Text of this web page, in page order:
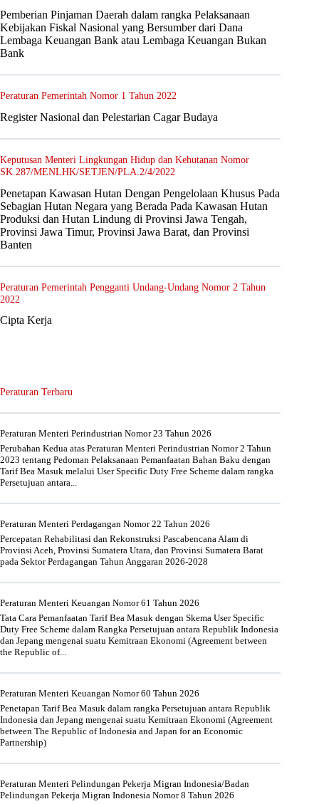
Pemberian Pinjaman Daerah dalam rangka Pelaksanaan
Kebijakan Fiskal Nasional yang Bersumber dari Dana
Lembaga Keuangan Bank atau Lembaga Keuangan Bukan
Bank
Peraturan Pemerintah Nomor 1 Tahun 2022
Register Nasional dan Pelestarian Cagar Budaya
Keputusan Menteri Lingkungan Hidup dan Kehutanan Nomor
SK.287/MENLHK/SETJEN/PLA.2/4/2022
Penetapan Kawasan Hutan Dengan Pengelolaan Khusus Pada
Sebagian Hutan Negara yang Berada Pada Kawasan Hutan
Produksi dan Hutan Lindung di Provinsi Jawa Tengah,
Provinsi Jawa Timur, Provinsi Jawa Barat, dan Provinsi
Banten
Peraturan Pemerintah Pengganti Undang-Undang Nomor 2 Tahun
2022
Cipta Kerja
Peraturan Terbaru
Peraturan Menteri Perindustrian Nomor 23 Tahun 2026
Perubahan Kedua atas Peraturan Menteri Perindustrian Nomor 2 Tahun
2023 tentang Pedoman Pelaksanaan Pemanfaatan Bahan Baku dengan
Tarif Bea Masuk melalui User Specific Duty Free Scheme dalam rangka
Persetujuan antara...
Peraturan Menteri Perdagangan Nomor 22 Tahun 2026
Percepatan Rehabilitasi dan Rekonstruksi Pascabencana Alam di
Provinsi Aceh, Provinsi Sumatera Utara, dan Provinsi Sumatera Barat
pada Sektor Perdagangan Tahun Anggaran 2026-2028
Peraturan Menteri Keuangan Nomor 61 Tahun 2026
Tata Cara Pemanfaatan Tarif Bea Masuk dengan Skema User Specific
Duty Free Scheme dalam Rangka Persetujuan antara Republik Indonesia
dan Jepang mengenai suatu Kemitraan Ekonomi (Agreement between
the Republic of...
Peraturan Menteri Keuangan Nomor 60 Tahun 2026
Penetapan Tarif Bea Masuk dalam rangka Persetujuan antara Republik
Indonesia dan Jepang mengenai suatu Kemitraan Ekonomi (Agreement
between The Republic of Indonesia and Japan for an Economic
Partnership)
Peraturan Menteri Pelindungan Pekerja Migran Indonesia/Badan
Pelindungan Pekerja Migran Indonesia Nomor 8 Tahun 2026